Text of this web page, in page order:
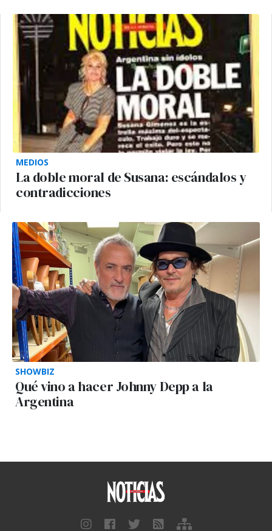
MEDIOS
La doble moral de Susana: escándalos y
contradicciones
SHOWBIZ
Qué vino a hacer Johnny Depp a la
Argentina